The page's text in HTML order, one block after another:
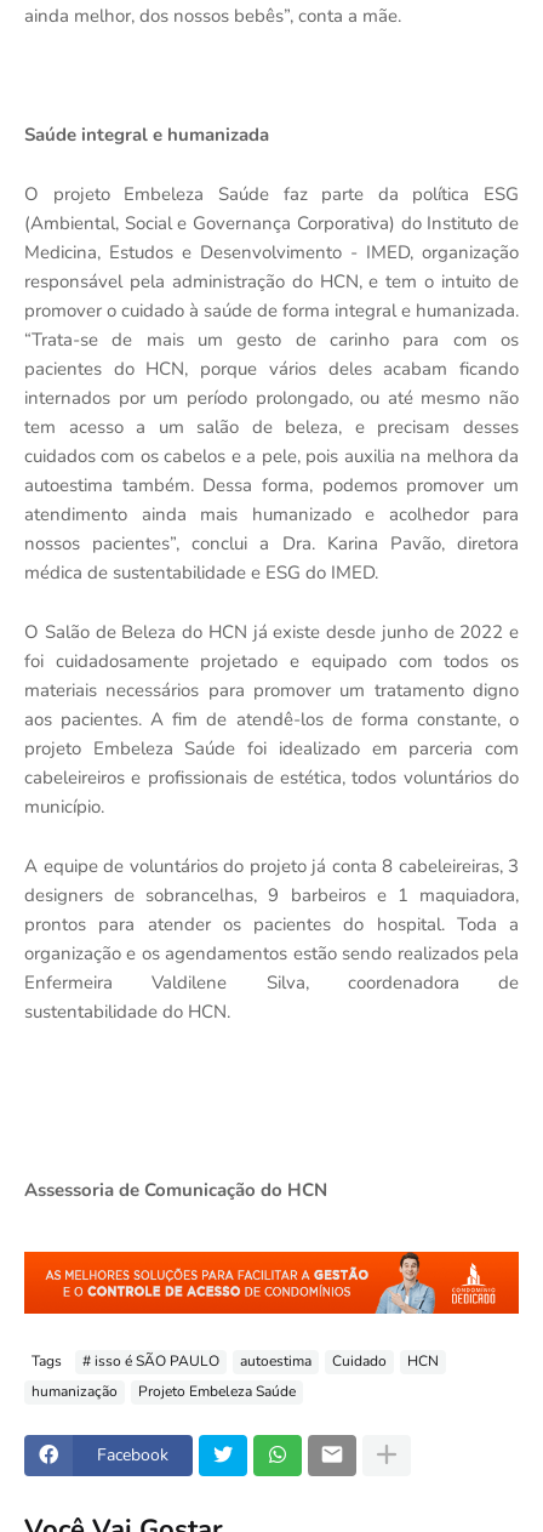
ainda melhor, dos nossos bebês”, conta a mãe.
Saúde integral e humanizada
O projeto Embeleza Saúde faz parte da política ESG
(Ambiental, Social e Governança Corporativa) do Instituto de
Medicina, Estudos e Desenvolvimento - IMED, organização
responsável pela administração do HCN, e tem o intuito de
promover o cuidado à saúde de forma integral e humanizada.
“Trata-se de mais um gesto de carinho para com os
pacientes do HCN, porque vários deles acabam ficando
internados por um período prolongado, ou até mesmo não
tem acesso a um salão de beleza, e precisam desses
cuidados com os cabelos e a pele, pois auxilia na melhora da
autoestima também. Dessa forma, podemos promover um
atendimento ainda mais humanizado e acolhedor para
nossos pacientes”, conclui a Dra. Karina Pavão, diretora
médica de sustentabilidade e ESG do IMED.
O Salão de Beleza do HCN já existe desde junho de 2022 e
foi cuidadosamente projetado e equipado com todos os
materiais necessários para promover um tratamento digno
aos pacientes. A fim de atendê-los de forma constante, o
projeto Embeleza Saúde foi idealizado em parceria com
cabeleireiros e profissionais de estética, todos voluntários do
município.
A equipe de voluntários do projeto já conta 8 cabeleireiras, 3
designers de sobrancelhas, 9 barbeiros e 1 maquiadora,
prontos para atender os pacientes do hospital. Toda a
organização e os agendamentos estão sendo realizados pela
Enfermeira Valdilene Silva, coordenadora de
sustentabilidade do HCN.
Assessoria de Comunicação do HCN
Tags # isso é SÃO PAULO autoestima Cuidado
HCN
humanização
Projeto Embeleza Saúde
Facebook